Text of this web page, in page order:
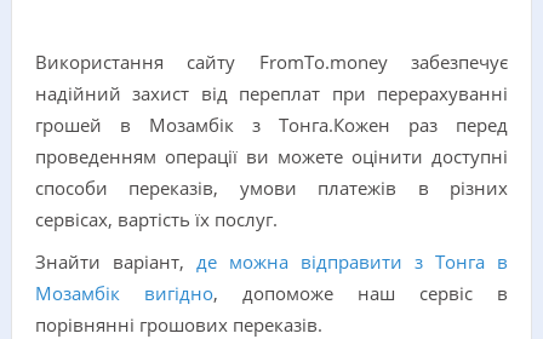
Використання сайту FromTo.money забезпечує
надійний захист від переплат при перерахуванні
грошей в Мозамбік з Тонга.Кожен раз перед
проведенням операції ви можете оцінити доступні
способи переказів, умови платежів в різних
сервісах, вартість їх послуг.
Знайти варіант, де можна відправити з Тонга в
Мозамбік вигідно, допоможе наш сервіс в
порівнянні грошових переказів.